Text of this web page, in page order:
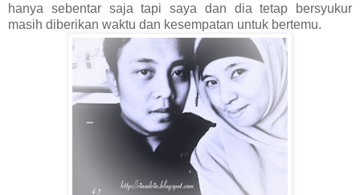
hanya sebentar saja tapi saya dan dia tetap bersyukur
masih diberikan waktu dan kesempatan untuk bertemu.